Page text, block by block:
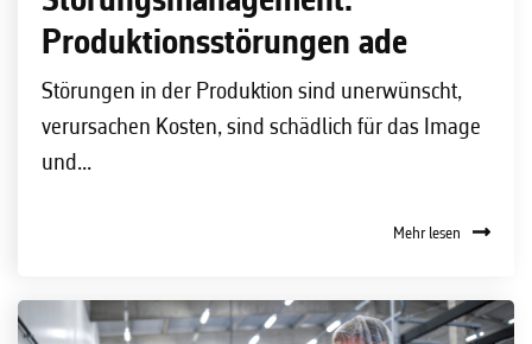
Produktionsstörungen ade
Störungen in der Produktion sind unerwünscht,
verursachen Kosten, sind schädlich für das Image
und...
Mehr lesen